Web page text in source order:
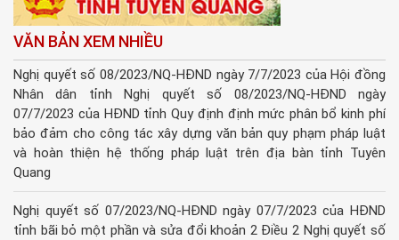
VĂN BẢN XEM NHIỀU
Nghị quyết số 08/2023/NQ-HĐND ngày 7/7/2023 của Hội đồng
Nhân dân tỉnh Nghị quyết số 08/2023/NQ-HĐND ngày
07/7/2023 của HĐND tỉnh Quy định định mức phân bổ kinh phí
bảo đảm cho công tác xây dựng văn bản quy phạm pháp luật
và hoàn thiện hệ thống pháp luật trên địa bàn tỉnh Tuyên
Quang
Nghị quyết số 07/2023/NQ-HĐND ngày 07/7/2023 của HĐND
tỉnh bãi bỏ một phần và sửa đổi khoản 2 Điều 2 Nghị quyết số